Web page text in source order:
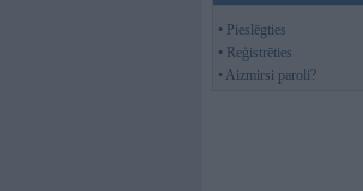
• Pieslēgties
• Reģistrēties
• Aizmirsi paroli?